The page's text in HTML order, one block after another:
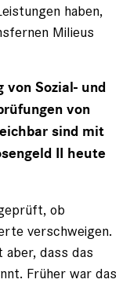
haben,
Milieus
von Sozial- und
von
sind mit
II heute
ob
verschweigen.
dass das
Früher war das